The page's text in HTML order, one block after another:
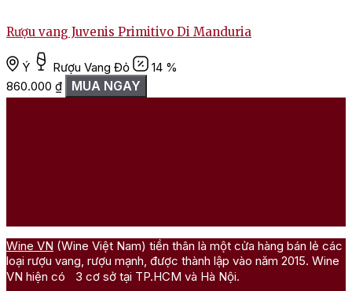
Rượu vang Juvenis Primitivo Di Manduria
Ý Rượu Vang Đỏ
14 %
860.000 ₫ MUA NGAY
Wine VN (Wine Việt Nam) tiền thân là một cửa hàng bán lẻ các
loại rượu vang, rượu mạnh, được thành lập vào năm 2015. Wine
VN hiện có 3 cơ sở tại TP.HCM và Hà Nội.